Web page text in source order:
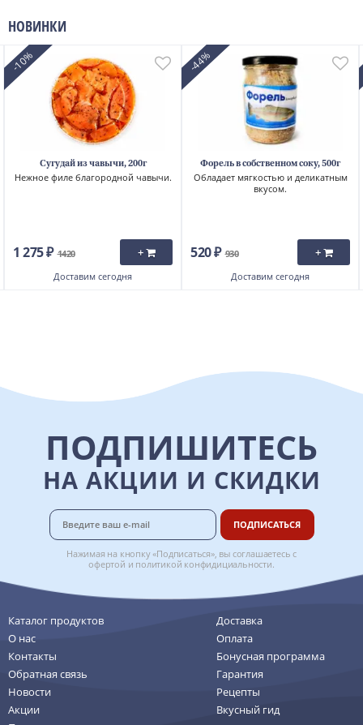
НОВИНКИ
-10%
Сугудай из чавычи, 200г
Нежное филе благородной чавычи.
1 275 ₽ 1420 +
Доставим сегодня
-44%
Форель в собственном соку, 500г
Обладает мягкостью и деликатным
вкусом.
520 ₽ 930 +
Доставим сегодня
ПОДПИШИТЕСЬ
НА АКЦИИ И СКИДКИ
ПОДПИСАТЬСЯ
Нажимая на кнопку «Подписаться», вы соглашаетесь с
офертой и политикой конфидициальности.
Каталог продуктов
О нас
Контакты
Обратная связь
Новости
Акции
Доставка
Оплата
Бонусная программа
Гарантия
Рецепты
Вкусный гид